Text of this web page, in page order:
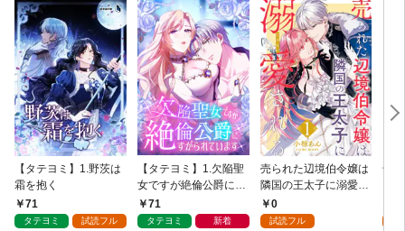
【タテヨミ】1.野茨は
霜を抱く
71
タテヨミ 試読フル
【タテヨミ】1.欠陥聖
女ですが絶倫公爵にす
がられています
71
タテヨミ 新着
売られた辺境伯令嬢は
隣国の王太子に溺愛さ
れる 1
0
試読フル
千
家